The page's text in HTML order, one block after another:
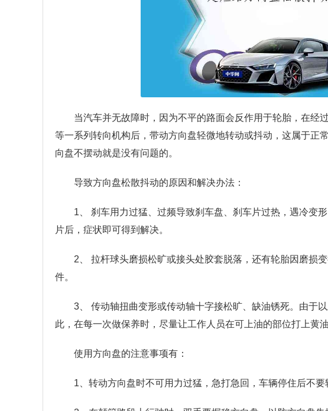
当汽车并无故障时，因为不平的路面会反作用于轮胎，在经
等一系列转向机构后，带动方向盘轻微地转动或抖动，这属于正
向盘不摆动就是没有问题的。
导致方向盘松散抖动的原因和解决办法：
1、 刹车用力过猛、过频导致刹车盘、刹车片过热，遇冷变
片后，症状即可得到解决。
2、 拉杆球头磨损松旷或接头处胶套脱落，还有轮胎因磨损
件。
3、 传动轴扭曲变形或传动轴十字接松旷、缺油锈死。由于
此，在每一次做保养时，尽量让工作人员在可上油的部位打上黄油
使用方向盘的注意事项有：
1、转动方向盘时不可用力过猛，急打急回，车辆停住后不要